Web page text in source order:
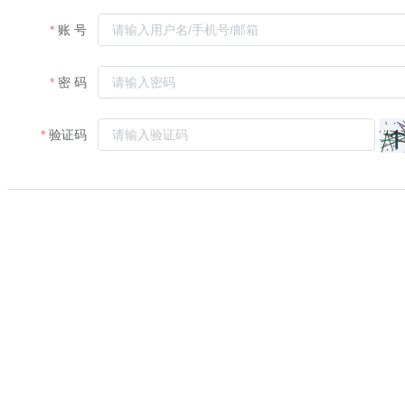
账 号
密 码
验证码